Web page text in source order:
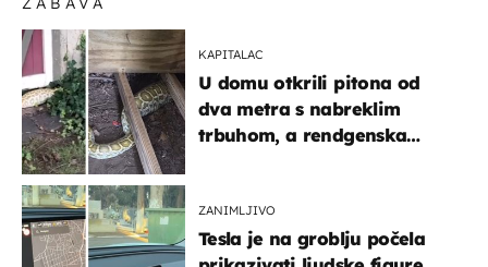
KAPITALAC
U domu otkrili pitona od
dva metra s nabreklim
trbuhom, a rendgenska
ZANIMLJIVO
Tesla je na groblju počela